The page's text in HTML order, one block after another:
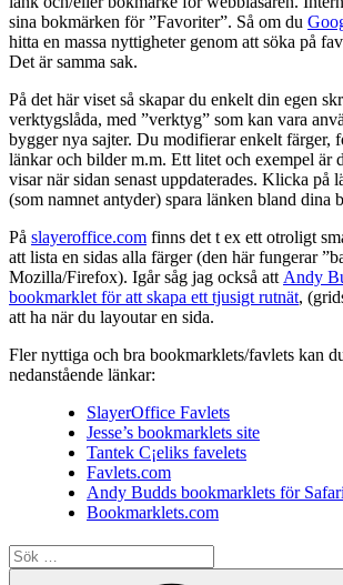
sina bokmärken för ”Favoriter”. Så om du
hitta en massa nyttigheter genom att söka på
Det är samma sak.
På det här viset så skapar du enkelt din egen
verktygslåda, med ”verktyg” som kan vara
bygger nya sajter. Du modifierar enkelt färger,
länkar och bilder m.m. Ett litet och exempel är
visar när sidan senast uppdaterades. Klicka på
(som namnet antyder) spara länken bland dina
På slayeroffice.com finns det t ex ett otroligt
att lista en sidas alla färger(den här fungerar
Mozilla/Firefox). Igår såg jag också att Andy
bookmarklet för att skapa ett tjusigt rutnät,
att ha när du layoutar en sida.
Fler nyttiga och bra bookmarklets/favlets kan
nedanstående länkar:
SlayerOffice Favlets
Jesse’s bookmarklets site
Tantek C¡eliks favelets
Favlets.com
Andy Budds bookmarklets för Safari
Bookmarklets.com
Sök
efter: